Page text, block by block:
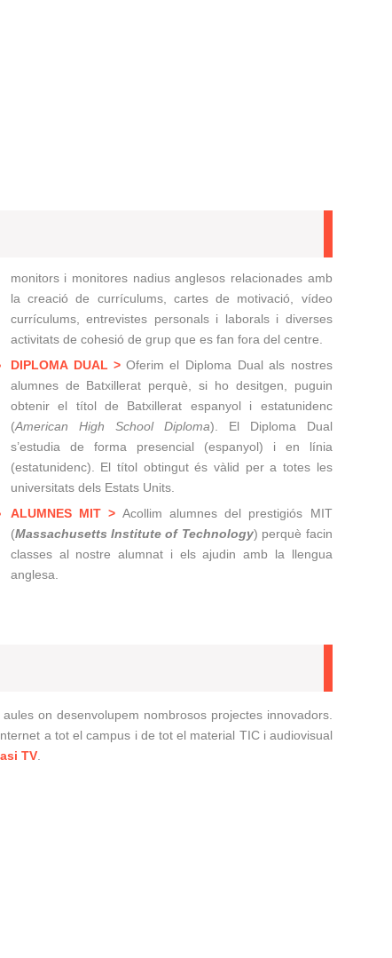
monitors i monitores nadius anglesos relacionades amb
la creació de currículums, cartes de motivació, vídeo
currículums, entrevistes personals i laborals i diverses
activitats de cohesió de grup que es fan fora del centre.
DIPLOMA DUAL > Oferim el Diploma Dual als nostres
alumnes de Batxillerat perquè, si ho desitgen, puguin
obtenir el títol de Batxillerat espanyol i estatunidenc
(American High School Diploma). El Diploma Dual
s’estudia de forma presencial (espanyol) i en línia
(estatunidenc). El títol obtingut és vàlid per a totes les
universitats dels Estats Units.
ALUMNES MIT > Acollim alumnes del prestigiós MIT
(Massachusetts Institute of Technology) perquè facin
classes al nostre alumnat i els ajudin amb la llengua
anglesa.
on desenvolupem nombrosos projectes innovadors.
a tot el campus i de tot el material TIC i audiovisual
TV.